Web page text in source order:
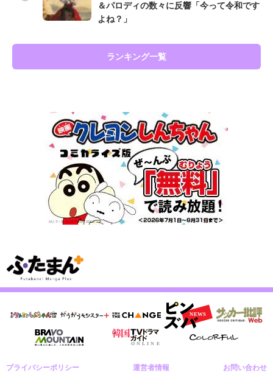
＆パロディの数々に反響「今って令和です
よね？」
ランキング一覧
プライバシーポリシー 運営者情報 お問い合わせ